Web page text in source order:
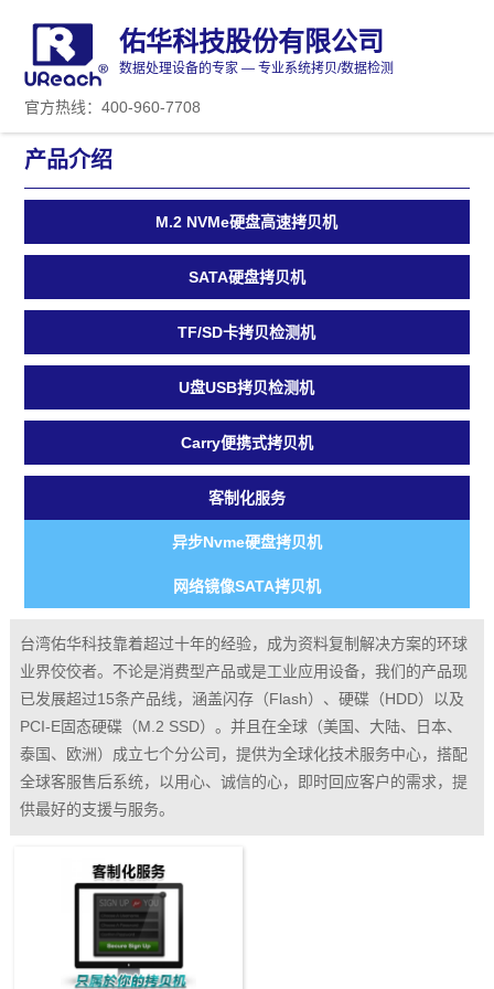
佑华科技股份有限公司
数据处理设备的专家 — 专业系统拷贝/数据检测
官方热线：400-960-7708
产品介绍
M.2 NVMe硬盘高速拷贝机
SATA硬盘拷贝机
TF/SD卡拷贝检测机
U盘USB拷贝检测机
Carry便携式拷贝机
客制化服务
异步Nvme硬盘拷贝机
网络镜像SATA拷贝机
台湾佑华科技靠着超过十年的经验，成为资料复制解决方案的环球
业界佼佼者。不论是消费型产品或是工业应用设备，我们的产品现
已发展超过15条产品线，涵盖闪存（Flash）、硬碟（HDD）以及
PCI-E固态硬碟（M.2 SSD）。并且在全球（美国、大陆、日本、
泰国、欧洲）成立七个分公司，提供为全球化技术服务中心，搭配
全球客服售后系统，以用心、诚信的心，即时回应客户的需求，提
供最好的支援与服务。